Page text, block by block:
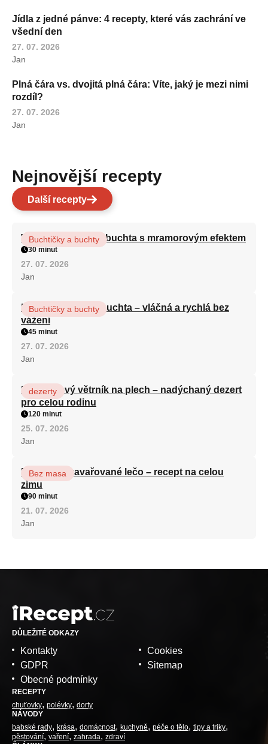
Jídla z jedné pánve: 4 recepty, které vás zachrání ve
všední den
27. 07. 2026
Jan
Plná čára vs. dvojitá plná čára: Víte, jaký je mezi nimi
rozdíl?
27. 07. 2026
Jan
Nejnovější recepty
Další recepty
Vláčná olejová litá buchta s mramorovým efektem
Buchtičky a buchty
30 minut
27. 07. 2026
Jan
Hrnková maková buchta – vláčná a rychlá bez
vážení
Buchtičky a buchty
45 minut
27. 07. 2026
Jan
Karamelový větrník na plech – nadýchaný dezert
pro celou rodinu
dezerty
120 minut
25. 07. 2026
Jan
Babiččino zavařované lečo – recept na celou
zimu
Bez masa
90 minut
21. 07. 2026
Jan
DŮLEŽITÉ ODKAZY
Kontakty
GDPR
Obecné podmínky
Cookies
Sitemap
RECEPTY
chuťovky polévky dorty
NÁVODY
babské rady krása domácnost kuchyně péče o tělo tipy a triky
pěstování vaření zahrada
zdraví